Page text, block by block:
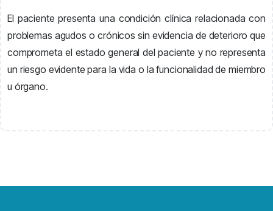
El paciente presenta una condición clínica relacionada con
problemas agudos o crónicos sin evidencia de deterioro que
comprometa el estado general del paciente y no representa
un riesgo evidente para la vida o la funcionalidad de miembro
u órgano.